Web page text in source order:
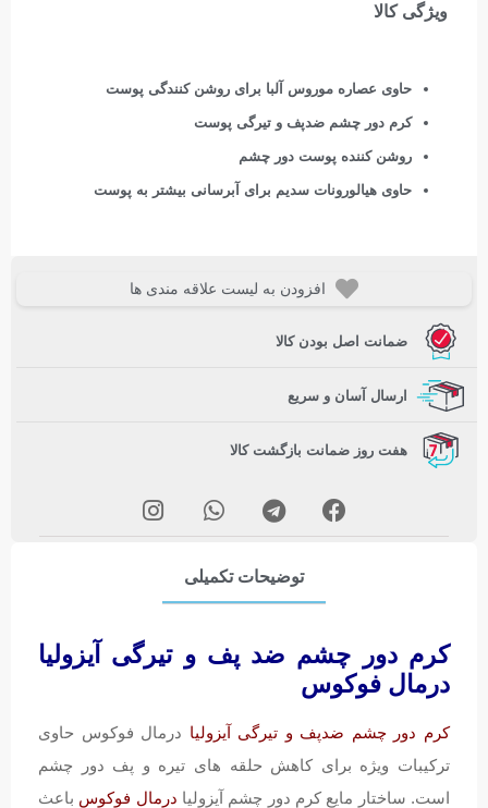
ویژگی کالا
حاوی عصاره موروس آلبا برای روشن کنندگی پوست
کرم دور چشم ضدپف و تیرگی پوست
روشن کننده پوست دور چشم
حاوی هیالورونات سدیم برای آبرسانی بیشتر به پوست
افزودن به لیست علاقه مندی ها
ضمانت اصل بودن کالا
ارسال آسان و سریع
هفت روز ضمانت بازگشت کالا
توضیحات تکمیلی
کرم دور چشم ضد پف و تیرگی آیزولیا
درمال فوکوس
کرم دور چشم ضدپف و تیرگی آیزولیا درمال فوکوس حاوی
ترکیبات ویژه برای کاهش حلقه های تیره و پف دور چشم
است. ساختار مایع کرم دور چشم آیزولیا درمال فوکوس باعث